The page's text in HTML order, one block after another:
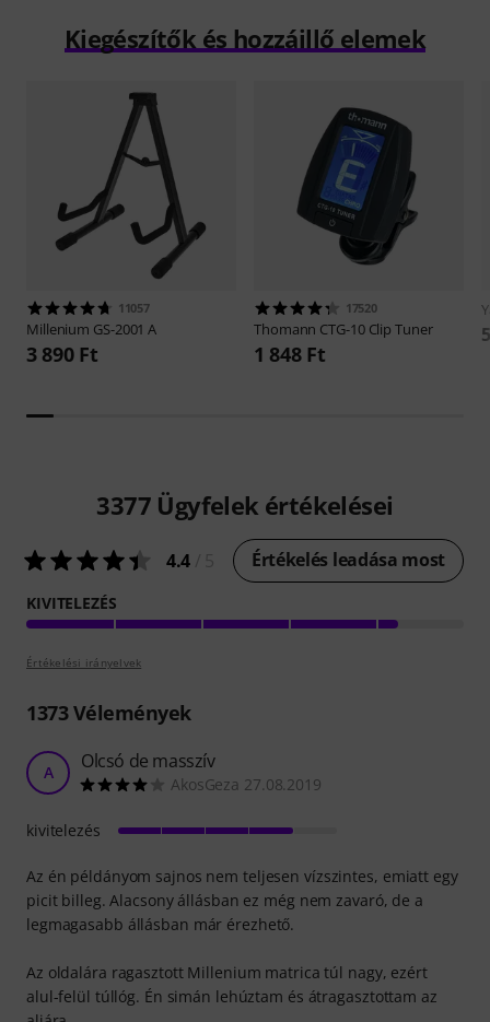
Kiegészítők és hozzáillő elemek
11057
Millenium GS-2001 A
3 890 Ft
17520
Thomann CTG-10 Clip Tuner
1 848 Ft
3377 Ügyfelek értékelései
4.4 Értékelés leadása most
KIVITELEZÉS
Értékelési irányelvek
1373Vélemények
A Olcsó de masszív
AkosGeza 27.08.2019
Az én példányom sajnos nem teljesen vízszintes, emiatt egy
picit billeg. Alacsony állásban ez még nem zavaró, de a
legmagasabb állásban már érezhető.
Az oldalára ragasztott Millenium matrica túl nagy, ezért
alul-felül túllóg. Én simán lehúztam és átragasztottam az
kivitelezés